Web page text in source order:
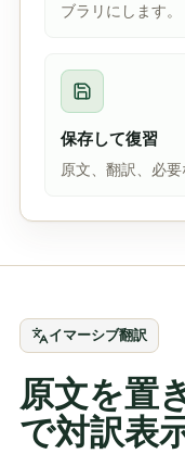
ブラリにします。
保存して復習
原文、翻訳、必
イマーシブ翻訳
原文を置
で対訳表